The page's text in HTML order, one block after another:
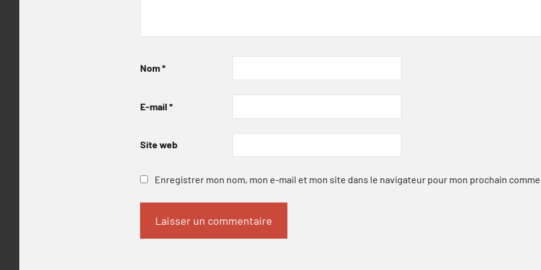
Nom*
E-mail *
Site web
Enregistrer mon nom, mon e-mail et mon site dans le navigateur pour mon prochain